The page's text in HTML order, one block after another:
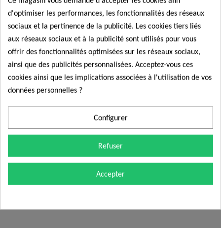
COMMANDER COMMANDER
Qui sommes-nous
composants électroniques pour la réparation automobile. Notre
mission : fournir aux garages, distributeurs et professionnels de
l’après-vente des pièces fiables, testées et livrées rapidement
pour réduire l’immobilisation des véhicules. Nous vendons
les plus strictes et sont conformes aux cahiers des charges des
d'optimiser les performances, les fonctionnalités des réseaux
sociaux et la pertinence de la publicité. Les cookies tiers liés
aux réseaux sociaux et à la publicité sont utilisés pour vous
offrir des fonctionnalités optimisées sur les réseaux sociaux,
ainsi que des publicités personnalisées. Acceptez-vous ces
cookies ainsi que les implications associées à l'utilisation de vos
données personnelles ?
Configurer
Refuser
Accepter